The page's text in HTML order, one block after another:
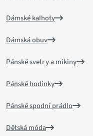
Dámské kalhoty
Dámská obuv
Pánské svetry a mikiny
Pánské hodinky
Pánské spodní prádlo
Dětská móda